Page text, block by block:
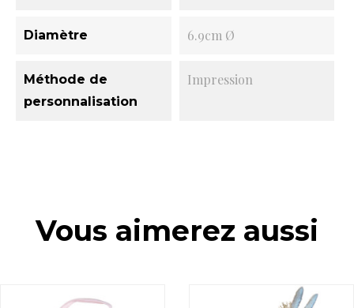
Diamètre 6.9cm Ø
Méthode de
personnalisation
Impression
Vous aimerez aussi